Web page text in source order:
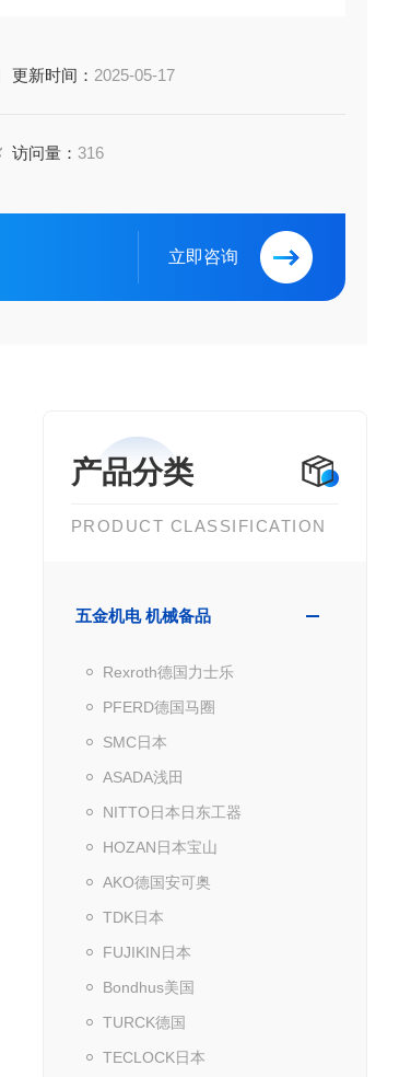
更新时间： 2025-05-17
访问量： 316
立即咨询
产品分类
PRODUCT CLASSIFICATION
五金机电 机械备品
Rexroth德国力士乐
PFERD德国马圈
SMC日本
ASADA浅田
NITTO日本日东工器
HOZAN日本宝山
AKO德国安可奥
TDK日本
FUJIKIN日本
Bondhus美国
TURCK德国
TECLOCK日本